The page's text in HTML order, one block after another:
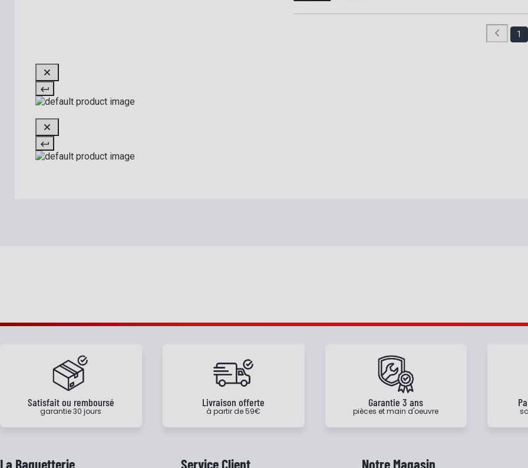
1
Satisfait ou remboursé
garantie 30 jours
Livraison offerte
à partir de 59€
Garantie 3 ans
pièces et main d'oeuvre
La Baguetterie Service Client Notre Magasin